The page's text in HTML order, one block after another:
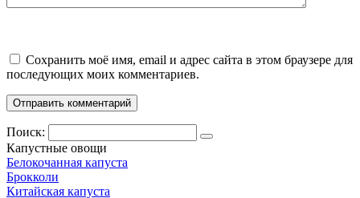
Сохранить моё имя, email и адрес сайта в этом браузере для
последующих моих комментариев.
Поиск:
Капустные овощи
Белокочанная капуста
Брокколи
Китайская капуста